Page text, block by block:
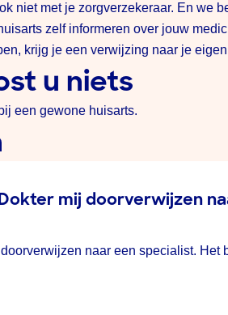
niet met je zorgverzekeraar. En we
zelf informeren over jouw
krijg je een verwijzing naar je
u niets
een gewone huisarts.
mij doorverwijzen
naar een specialist.